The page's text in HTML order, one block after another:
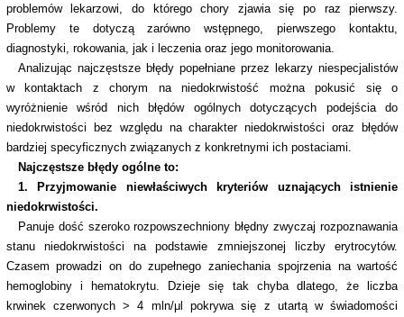
problemów lekarzowi, do którego chory zjawia się po raz pierwszy.
Problemy te dotyczą zarówno wstępnego, pierwszego kontaktu,
diagnostyki, rokowania, jak i leczenia oraz jego monitorowania.
Analizując najczęstsze błędy popełniane przez lekarzy niespecjalistów
w kontaktach z chorym na niedokrwistość można pokusić się o
wyróżnienie wśród nich błędów ogólnych dotyczących podejścia do
niedokrwistości bez względu na charakter niedokrwistości oraz błędów
bardziej specyficznych związanych z konkretnymi ich postaciami.
Najczęstsze błędy ogólne to:
1. Przyjmowanie niewłaściwych kryteriów uznających istnienie
niedokrwistości.
Panuje dość szeroko rozpowszechniony błędny zwyczaj rozpoznawania
stanu niedokrwistości na podstawie zmniejszonej liczby erytrocytów.
Czasem prowadzi on do zupełnego zaniechania spojrzenia na wartość
hemoglobiny i hematokrytu. Dzieje się tak chyba dlatego, że liczba
krwinek czerwonych > 4 mln/μl pokrywa się z utartą w świadomości